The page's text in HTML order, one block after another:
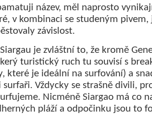
název, měl naprosto
v kombinaci se studeným
závislost.
je zvláštní to, že kromě
turistický ruch tu souvisí s
které je ideální na surfování) a
surfaři. Vždycky se strašně divili,
Nicméně Siargao má co
pláží a odpočinku jsou to